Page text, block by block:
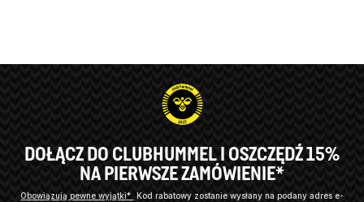
DOŁĄCZ DO CLUBHUMMEL I OSZCZĘDŹ 15%
NA PIERWSZE ZAMÓWIENIE*
Obowiązują pewne wyjątki*
Kod rabatowy zostanie wysłany na podany adres e-